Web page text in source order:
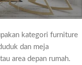
kategori furniture
dan meja
area depan rumah.